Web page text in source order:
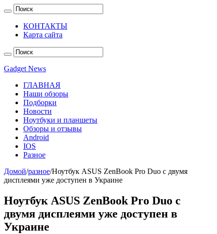
КОНТАКТЫ
Карта сайта
Gadget News
ГЛАВНАЯ
Наши обзоры
Подборки
Новости
Ноутбуки и планшеты
Обзоры и отзывы
Android
IOS
Разное
Домой/разное/Ноутбук ASUS ZenBook Pro Duo c двумя
дисплеями уже доступен в Украине
Ноутбук ASUS ZenBook Pro Duo c
двумя дисплеями уже доступен в
Украине